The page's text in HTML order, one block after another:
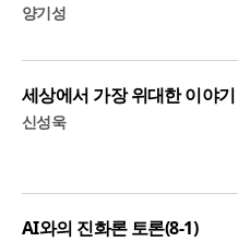
양기성
세상에서 가장 위대한 이야기
신성욱
AI와의 진화론 토론(8-1)